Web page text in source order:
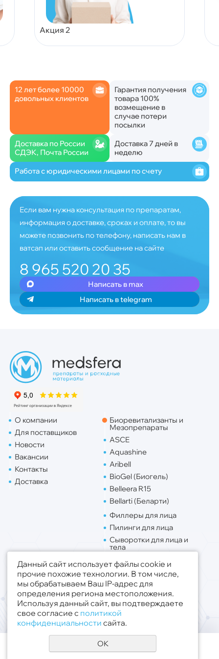
Акция 2
12 лет более 10000
довольных клиентов
Гарантия получения
товара 100%
возмещение в
случае потери
посылки
Доставка по России
СДЭК, Почта России
Доставка 7 дней в
неделю
Работа с юридическими лицами по счету
Если вам нужна консультация по препаратам,
информация о доставке, сроках и оплате, то вы
можете позвонить по телефону, написать нам в
ватсап или оставить сообщение на сайте
8 965 520 20 35
Написать в max
Написать в telegram
О компании
Для поставщиков
Новости
Вакансии
Контакты
Доставка
Биоревитализанты и
Мезопрепараты
ASCE
Aquashine
Aribell
BioGel (Биогель)
Belleera R15
Bellarti (Беларти)
Филлеры для лица
Пилинги для лица
Сыворотки для лица и
тела
Липо. для лица
Липо. для тела
Публичная оферта
Политика конфиденциальности
© 2019 - 2026 ООО «Медсфера Трейд»
Все права защищены
Данный сайт использует файлы cookie и
прочие похожие технологии. В том числе,
мы обрабатываем Ваш IP-адрес для
определения региона местоположения.
Используя данный сайт, вы подтверждаете
свое согласие с политикой
конфиденциальности сайта.
OK